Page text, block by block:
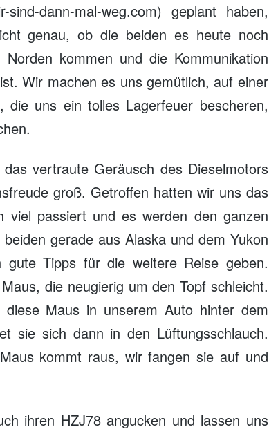
dann-mal-weg.com) geplant haben,
genau, ob die beiden es heute noch
kommen und die Kommunikation
Wir machen es uns gemütlich, auf einer
die uns ein tolles Lagerfeuer bescheren,
vertraute Geräusch des Dieselmotors
groß. Getroffen hatten wir uns das
passiert und es werden den ganzen
gerade aus Alaska und dem Yukon
Tipps für die weitere Reise geben.
die neugierig um den Topf schleicht.
Maus in unserem Auto hinter dem
sie sich dann in den Lüftungsschlauch.
kommt raus, wir fangen sie auf und
ihren HZJ78 angucken und lassen uns